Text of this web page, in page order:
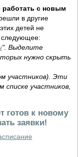
работать с новым
в другие
детей не
следующее:
". Выделите
нужно скрыть
участников). Эти
участников,
готов к новому
заявки!